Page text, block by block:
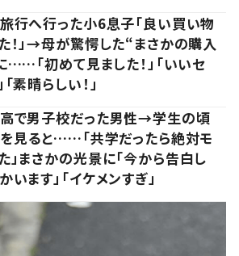
行へ行った小6息子「良い買い物
！」→母が驚愕した“まさかの購入
……「初めて見ました！」「いいセ
「素晴らしい！」
で男子校だった男性→学生の頃
見ると……「共学だったら絶対モ
」まさかの光景に「今から告白し
います」「イケメンすぎ」